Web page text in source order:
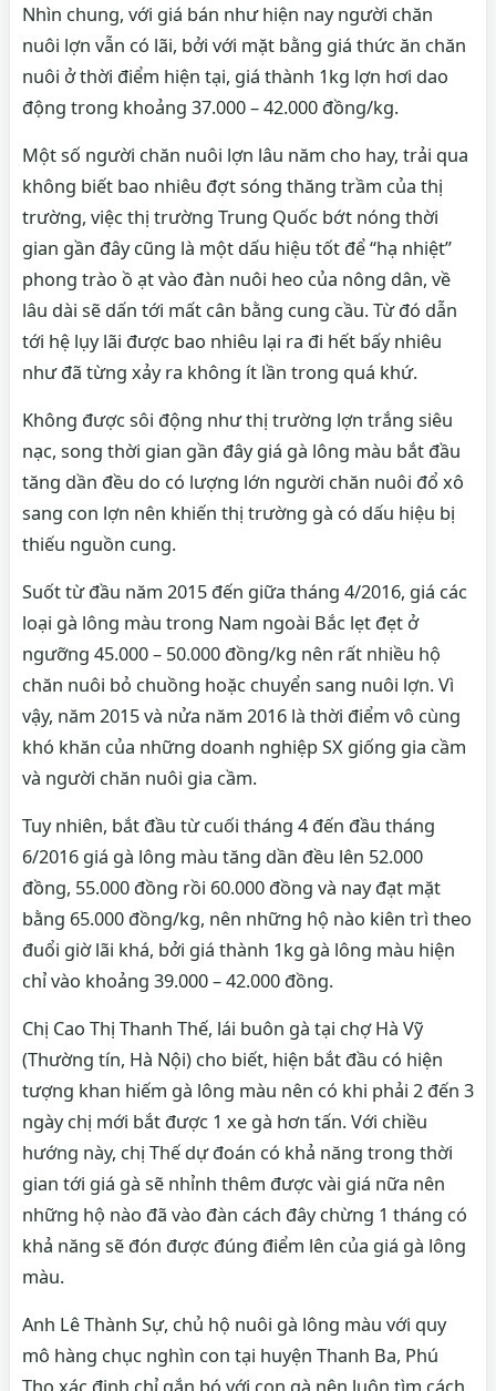
Nhìn chung, với giá bán như hiện nay người chăn
nuôi lợn vẫn có lãi, bởi với mặt bằng giá thức ăn chăn
nuôi ở thời điểm hiện tại, giá thành 1kg lợn hơi dao
động trong khoảng 37.000 – 42.000 đồng/kg.
Một số người chăn nuôi lợn lâu năm cho hay, trải qua
không biết bao nhiêu đợt sóng thăng trầm của thị
trường, việc thị trường Trung Quốc bớt nóng thời
gian gần đây cũng là một dấu hiệu tốt để “hạ nhiệt”
phong trào ồ ạt vào đàn nuôi heo của nông dân, về
lâu dài sẽ dấn tới mất cân bằng cung cầu. Từ đó dẫn
tới hệ lụy lãi được bao nhiêu lại ra đi hết bấy nhiêu
như đã từng xảy ra không ít lần trong quá khứ.
Không được sôi động như thị trường lợn trắng siêu
nạc, song thời gian gần đây giá gà lông màu bắt đầu
tăng dần đều do có lượng lớn người chăn nuôi đổ xô
sang con lợn nên khiến thị trường gà có dấu hiệu bị
thiếu nguồn cung.
Suốt từ đầu năm 2015 đến giữa tháng 4/2016, giá các
loại gà lông màu trong Nam ngoài Bắc lẹt đẹt ở
ngưỡng 45.000 – 50.000 đồng/kg nên rất nhiều hộ
chăn nuôi bỏ chuồng hoặc chuyển sang nuôi lợn. Vì
vậy, năm 2015 và nửa năm 2016 là thời điểm vô cùng
khó khăn của những doanh nghiệp SX giống gia cầm
và người chăn nuôi gia cầm.
Tuy nhiên, bắt đầu từ cuối tháng 4 đến đầu tháng
6/2016 giá gà lông màu tăng dần đều lên 52.000
đồng, 55.000 đồng rồi 60.000 đồng và nay đạt mặt
bằng 65.000 đồng/kg, nên những hộ nào kiên trì theo
đuổi giờ lãi khá, bởi giá thành 1kg gà lông màu hiện
chỉ vào khoảng 39.000 – 42.000 đồng.
Chị Cao Thị Thanh Thế, lái buôn gà tại chợ Hà Vỹ
(Thường tín, Hà Nội) cho biết, hiện bắt đầu có hiện
tượng khan hiếm gà lông màu nên có khi phải 2 đến 3
ngày chị mới bắt được 1 xe gà hơn tấn. Với chiều
hướng này, chị Thế dự đoán có khả năng trong thời
gian tới giá gà sẽ nhỉnh thêm được vài giá nữa nên
những hộ nào đã vào đàn cách đây chừng 1 tháng có
khả năng sẽ đón được đúng điểm lên của giá gà lông
màu.
Anh Lê Thành Sự, chủ hộ nuôi gà lông màu với quy
mô hàng chục nghìn con tại huyện Thanh Ba, Phú